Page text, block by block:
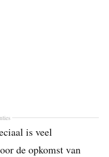
is veel
de opkomst van